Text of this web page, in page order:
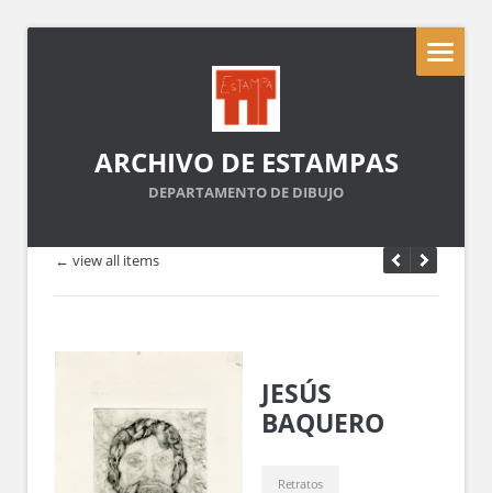
ARCHIVO DE ESTAMPAS
DEPARTAMENTO DE DIBUJO
← view all items
JESÚS
BAQUERO
Retratos